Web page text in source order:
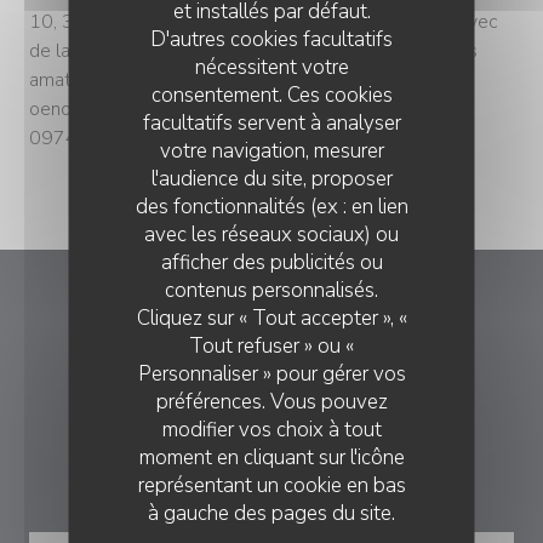
et installés par défaut.
D'autres cookies facultatifs
nécessitent votre
consentement. Ces cookies
facultatifs servent à analyser
votre navigation, mesurer
l'audience du site, proposer
des fonctionnalités (ex : en lien
avec les réseaux sociaux) ou
afficher des publicités ou
contenus personnalisés.
Cliquez sur « Tout accepter », «
Tout refuser » ou «
Personnaliser » pour gérer vos
préférences. Vous pouvez
modifier vos choix à tout
moment en cliquant sur l'icône
représentant un cookie en bas
à gauche des pages du site.
10, 30 ou 70, vous êtes installés confortablement avec
de la place pour circuler, discuter, trinquer. Et pour les
amateurs, des dégustations de vin et des ateliers
oenologie sont proposés sur demande. Réservation :
0974640730
Epopee
52 Rue Léon Frot 75011 Paris((ouvre une
09 85 18 01 57
RÉSERVATION
EPOPEE